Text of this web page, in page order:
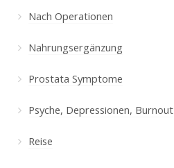
Nach Operationen
Nahrungsergänzung
Prostata Symptome
Psyche, Depressionen, Burnout
Reise